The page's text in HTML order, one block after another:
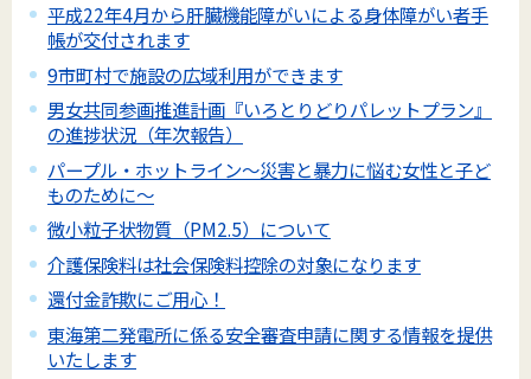
平成22年4月から肝臓機能障がいによる身体障がい者手
帳が交付されます
9市町村で施設の広域利用ができます
男女共同参画推進計画『いろとりどりパレットプラン』
の進捗状況（年次報告）
パープル・ホットライン～災害と暴力に悩む女性と子ど
ものために～
微小粒子状物質（PM2.5）について
介護保険料は社会保険料控除の対象になります
還付金詐欺にご用心！
東海第二発電所に係る安全審査申請に関する情報を提供
いたします